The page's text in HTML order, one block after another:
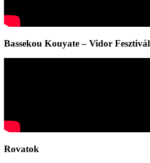
Bassekou Kouyate – Vidor Fesztivál
Rovatok